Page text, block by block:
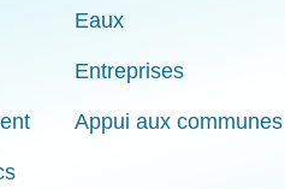
Eaux
Entreprises
Appui aux communes